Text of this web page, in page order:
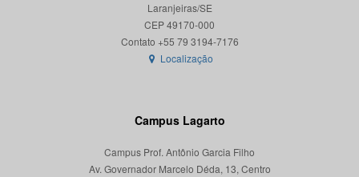
Laranjeiras/SE
CEP 49170-000
Localização
Campus Lagarto
Campus Prof. Antônio Garcia Filho
Av. Governador Marcelo Déda, 13, Centro